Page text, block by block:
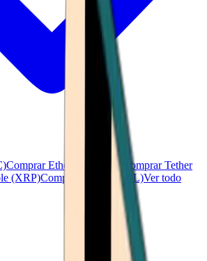
Comprar Ethereum (ETH)
Comprar Tether
(XRP)Comprar Solana (SOL)Ver todo